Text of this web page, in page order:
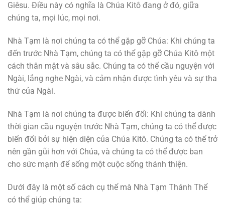
Giêsu. Điều này có nghĩa là Chúa Kitô đang ở đó, giữa
chúng ta, mọi lúc, mọi nơi.
Nhà Tạm là nơi chúng ta có thể gặp gỡ Chúa: Khi chúng ta
đến trước Nhà Tạm, chúng ta có thể gặp gỡ Chúa Kitô một
cách thân mật và sâu sắc. Chúng ta có thể cầu nguyện với
Ngài, lắng nghe Ngài, và cảm nhận được tình yêu và sự tha
thứ của Ngài.
Nhà Tạm là nơi chúng ta được biến đổi: Khi chúng ta dành
thời gian cầu nguyện trước Nhà Tạm, chúng ta có thể được
biến đổi bởi sự hiện diện của Chúa Kitô. Chúng ta có thể trở
nên gần gũi hơn với Chúa, và chúng ta có thể được ban
cho sức mạnh để sống một cuộc sống thánh thiện.
Dưới đây là một số cách cụ thể mà Nhà Tạm Thánh Thể
có thể giúp chúng ta: